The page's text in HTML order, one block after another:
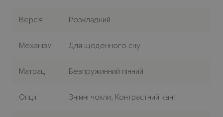
Версія Розкладний
Механiзм Для щоденного сну
Матрац Безпружинний пінний
Опції Знімні чохли, Контрастний кант